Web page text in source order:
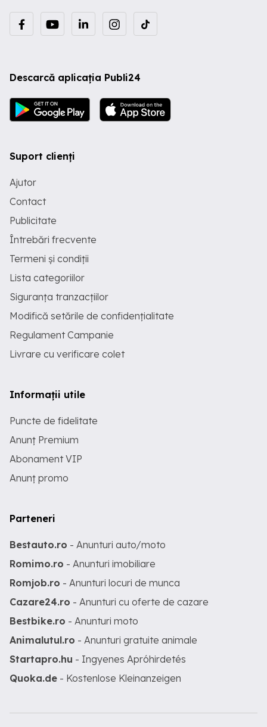
Descarcă aplicația Publi24
Suport clienți
Ajutor
Contact
Publicitate
Întrebări frecvente
Termeni și condiții
Lista categoriilor
Siguranța tranzacțiilor
Modifică setările de confidențialitate
Regulament Campanie
Livrare cu verificare colet
Informații utile
Puncte de fidelitate
Anunț Premium
Abonament VIP
Anunț promo
Parteneri
Bestauto.ro - Anunturi auto/moto
Romimo.ro - Anunturi imobiliare
Romjob.ro - Anunturi locuri de munca
Cazare24.ro - Anunturi cu oferte de cazare
Bestbike.ro - Anunturi moto
Animalutul.ro - Anunturi gratuite animale
Startapro.hu - Ingyenes Apróhirdetés
Quoka.de - Kostenlose Kleinanzeigen